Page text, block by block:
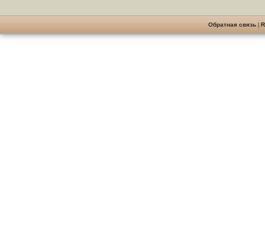
Обратная связь